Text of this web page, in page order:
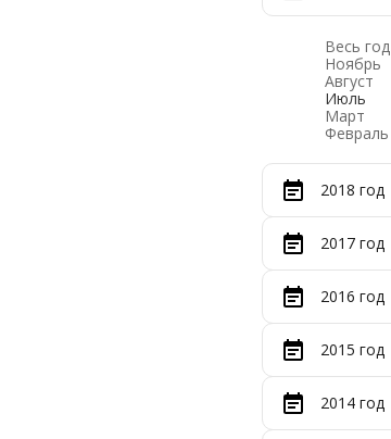
Весь год
Ноябрь
Август
Июль
Март
Февраль
2018 год
2017 год
2016 год
2015 год
2014 год